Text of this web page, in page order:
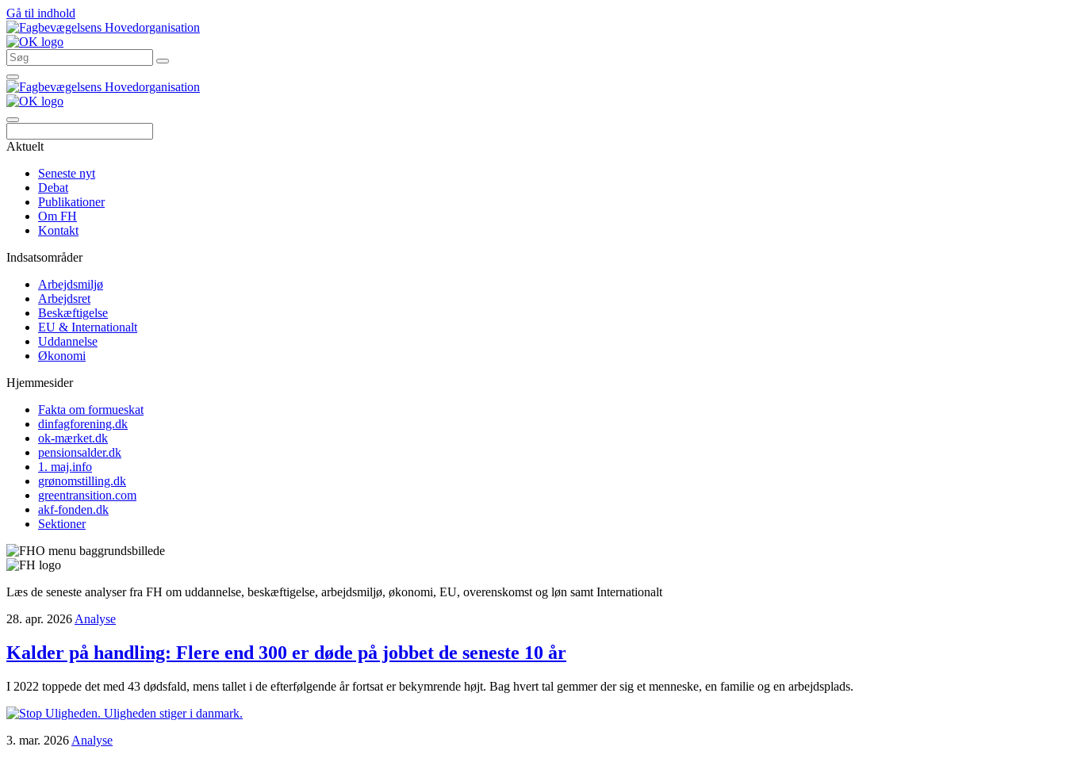
Gå til indhold
Aktuelt
Seneste nyt
Debat
Publikationer
Om FH
Kontakt
Indsatsområder
Arbejdsmiljø
Arbejdsret
Beskæftigelse
EU & Internationalt
Uddannelse
Økonomi
Hjemmesider
Fakta om formueskat
dinfagforening.dk
ok-mærket.dk
pensionsalder.dk
1. maj.info
grønomstilling.dk
greentransition.com
akf-fonden.dk
Sektioner
Læs de seneste analyser fra FH om uddannelse, beskæftigelse, arbejdsmiljø, økonomi, EU, overenskomst og løn samt Internationalt
28. apr. 2026 Analyse
Kalder på handling: Flere end 300 er døde på jobbet de seneste 10 år
I 2022 toppede det med 43 dødsfald, mens tallet i de efterfølgende år fortsat er bekymrende højt. Bag hvert tal gemmer der sig et menneske, en familie og en arbejdsplads.
3. mar. 2026 Analyse